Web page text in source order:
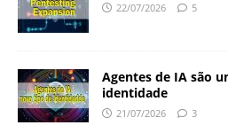
22/07/2026 5
Agentes de IA são
identidade
21/07/2026 3